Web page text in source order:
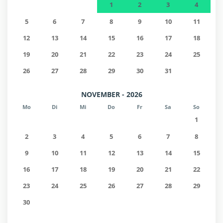
1 2 3
4
5
6 7 8 9 10
11
12
13 14 15 16 17
18
19
20 21 22 23 24
25
26
27 28 29 30 31
NOVEMBER - 2026
Mo Di Mi Do Fr Sa So
1
2
3 4 5 6 7
8
9
10 11 12 13 14
15
16
17 18 19 20 21
22
23
24 25 26 27 28
29
30